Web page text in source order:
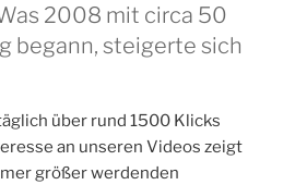
2008 mit circa 50
begann, steigerte sich
über rund 1500 Klicks
an unseren Videos zeigt
größer werdenden